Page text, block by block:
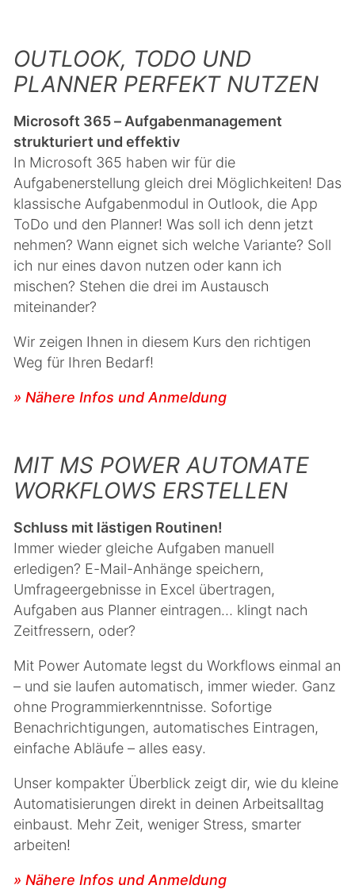
OUTLOOK, TODO UND
PLANNER PERFEKT NUTZEN
Microsoft 365 – Aufgabenmanagement
strukturiert und effektiv
In Microsoft 365 haben wir für die
Aufgabenerstellung gleich drei Möglichkeiten! Das
klassische Aufgabenmodul in Outlook, die App
ToDo und den Planner! Was soll ich denn jetzt
nehmen? Wann eignet sich welche Variante? Soll
ich nur eines davon nutzen oder kann ich
mischen? Stehen die drei im Austausch
miteinander?
Wir zeigen Ihnen in diesem Kurs den richtigen
Weg für Ihren Bedarf!
» Nähere Infos und Anmeldung
MIT MS POWER AUTOMATE
WORKFLOWS ERSTELLEN
Schluss mit lästigen Routinen!
Immer wieder gleiche Aufgaben manuell
erledigen? E-Mail-Anhänge speichern,
Umfrageergebnisse in Excel übertragen,
Aufgaben aus Planner eintragen… klingt nach
Zeitfressern, oder?
Mit Power Automate legst du Workflows einmal an
– und sie laufen automatisch, immer wieder. Ganz
ohne Programmierkenntnisse. Sofortige
Benachrichtigungen, automatisches Eintragen,
einfache Abläufe – alles easy.
Unser kompakter Überblick zeigt dir, wie du kleine
Automatisierungen direkt in deinen Arbeitsalltag
einbaust. Mehr Zeit, weniger Stress, smarter
arbeiten!
» Nähere Infos und Anmeldung